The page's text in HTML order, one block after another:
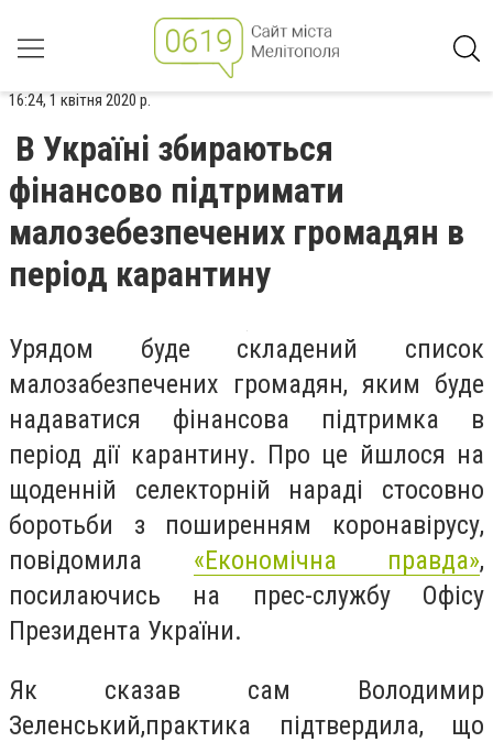
16:24, 1 квітня 2020 р.
В Україні збираються
фінансово підтримати
малозебезпечених громадян в
період карантину
Урядом буде складений список
малозабезпечених громадян, яким буде
надаватися фінансова підтримка в
період дії карантину. Про це йшлося на
щоденній селекторній нараді стосовно
боротьби з поширенням коронавірусу,
повідомила «Економічна правда»,
посилаючись на прес-службу Офісу
Президента України.
Як сказав сам Володимир
Зеленський,практика підтвердила, що